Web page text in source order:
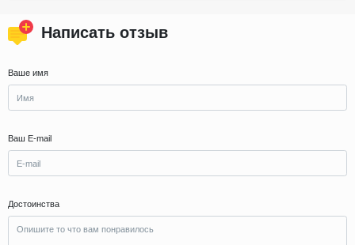
Написать отзыв
Ваше имя
Ваш E-mail
Достоинства